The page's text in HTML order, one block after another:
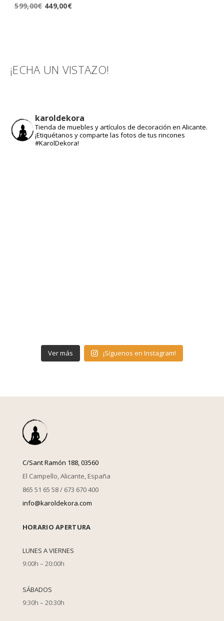
599,00€ El
449,00€El
¡ECHA UN VISTAZO!
karoldekora
Tienda de muebles y artículos de decoración en Alicante.
¡Etiquétanos y comparte las fotos de tus rincones
#KarolDekora!
Ver más ¡Síguenos en Instagram!
C/Sant Ramón 188, 03560
El Campello, Alicante, España
865 51 65 58 / 673 670 400
info@karoldekora.com
HORARIO APERTURA
LUNES A VIERNES
9:00h – 20:00h
SÁBADOS
9:30h – 20:30h